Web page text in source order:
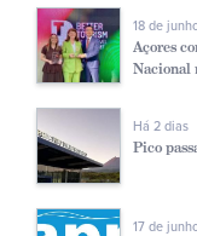
18 de
Açores
Nacional
Há 2 dias
Pico
17 de